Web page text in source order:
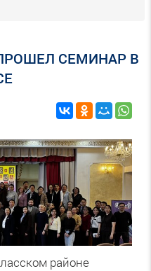
СЕМИНАР В
районе